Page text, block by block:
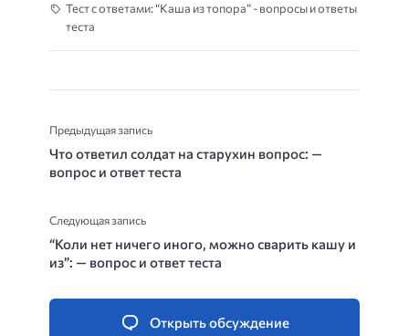
Тест с ответами: “Каша из топора” - вопросы и ответы
теста
Предыдущая запись
Что ответил солдат на старухин вопрос: —
вопрос и ответ теста
Следующая запись
“Коли нет ничего иного, можно сварить кашу и
из”: — вопрос и ответ теста
Открыть обсуждение